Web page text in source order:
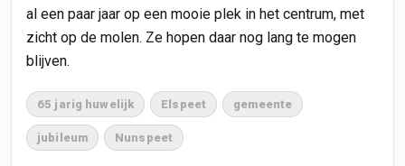
al een paar jaar op een mooie plek in het centrum, met
zicht op de molen. Ze hopen daar nog lang te mogen
blijven.
65 jarig huwelijk Elspeet gemeente
jubileum Nunspeet